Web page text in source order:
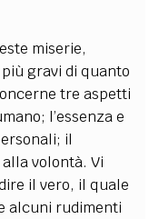
miserie,
gravi di quanto
tre aspetti
l’essenza e
il
volontà. Vi
il vero, il quale
alcuni rudimenti